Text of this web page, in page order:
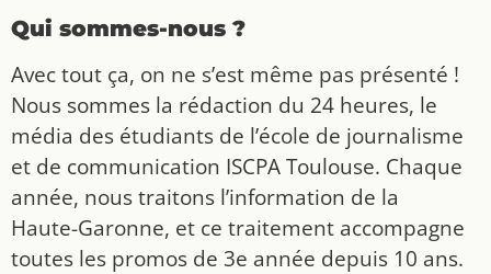
Qui sommes-nous ?
Avec tout ça, on ne s’est même pas présenté !
Nous sommes la rédaction du 24 heures, le
média des étudiants de l’école de journalisme
et de communication ISCPA Toulouse. Chaque
année, nous traitons l’information de la
Haute-Garonne, et ce traitement accompagne
toutes les promos de 3e année depuis 10 ans.